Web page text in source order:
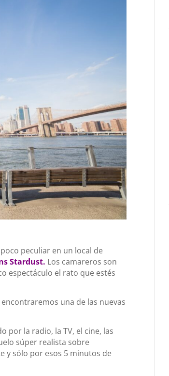
peculiar en un local de
Stardust. Los camareros son
espectáculo el rato que estés
una de las nuevas
por la radio, la TV, el cine, las
súper realista sobre
y sólo por esos 5 minutos de